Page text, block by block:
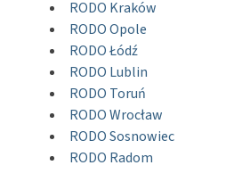
RODO Kraków
RODO Opole
RODO Łódź
RODO Lublin
RODO Toruń
RODO Wrocław
RODO Sosnowiec
RODO Radom